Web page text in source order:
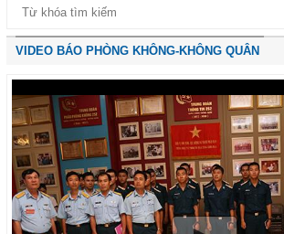
VIDEO BÁO PHÒNG KHÔNG-KHÔNG QUÂN